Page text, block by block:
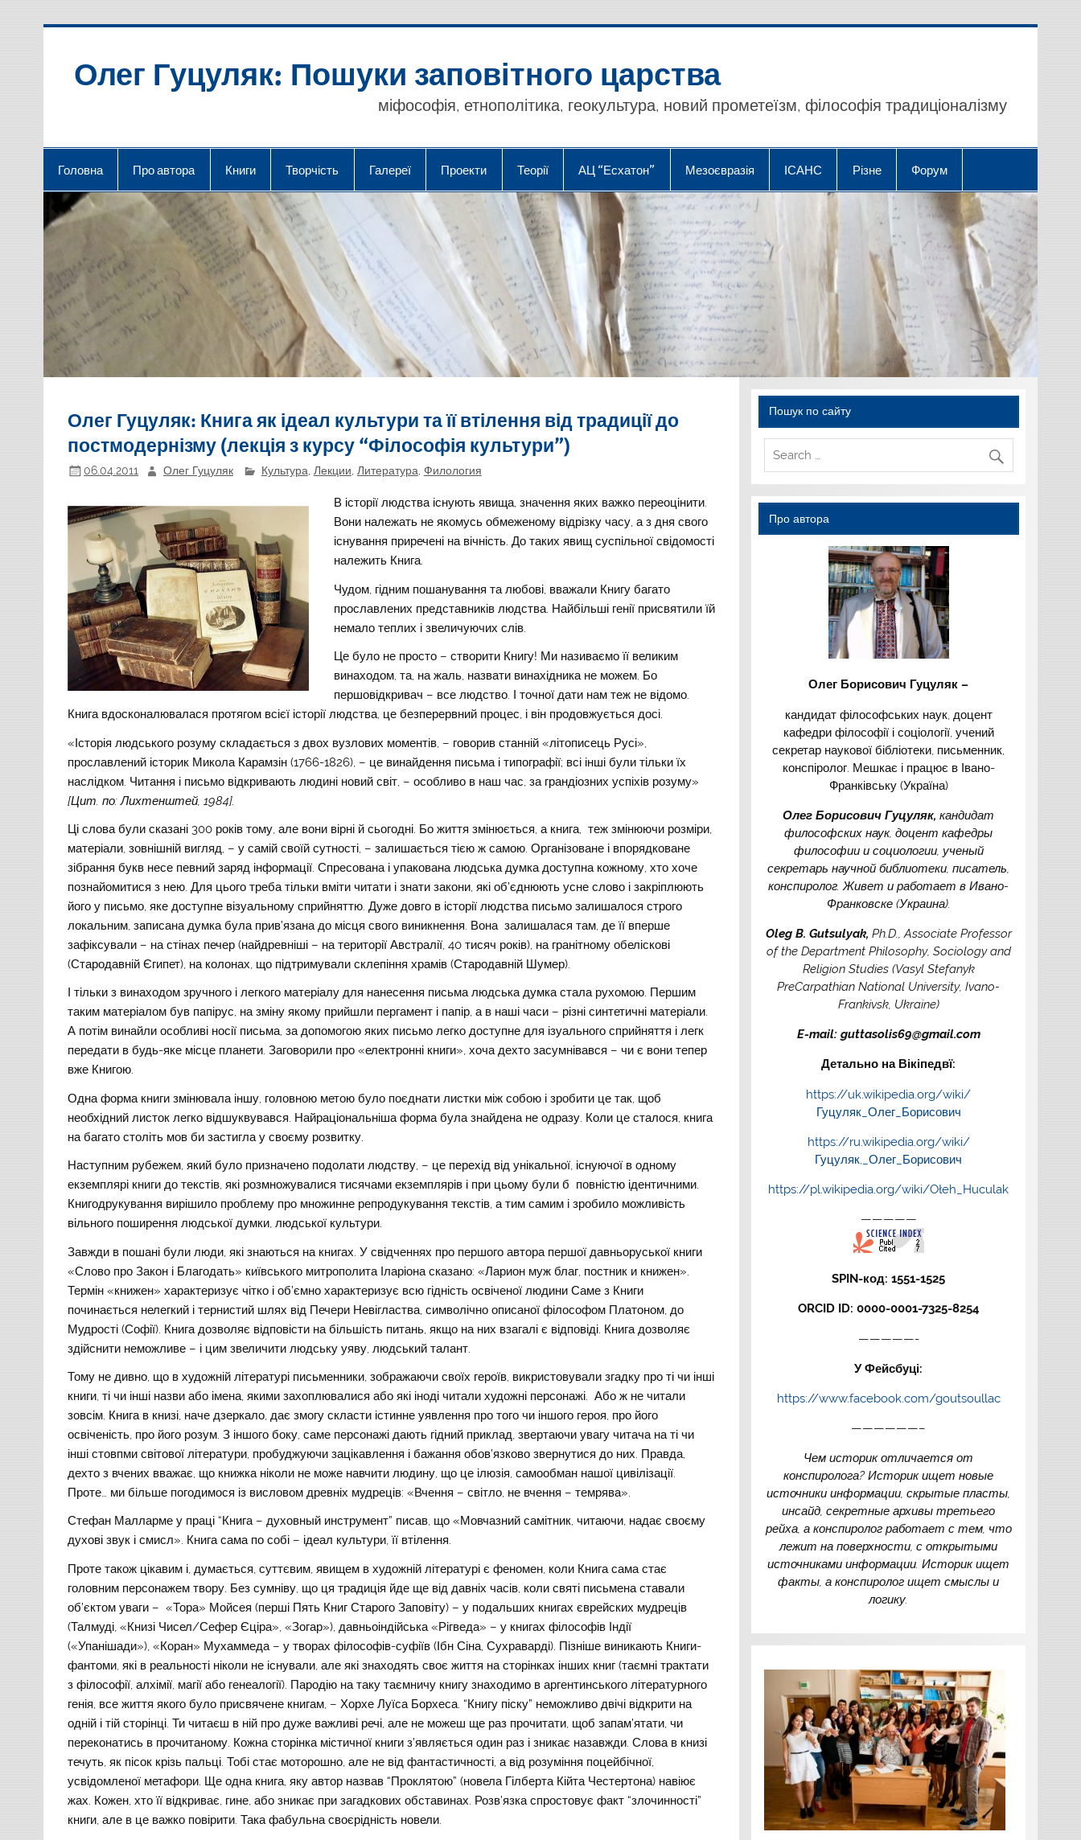
Олег Гуцуляк: Пошуки заповітного царства
міфософія, етнополітика, геокультура, новий прометеїзм, філософія традиціоналізму
Головна Про автора Книги Творчість Галереї Проекти Теорії АЦ “Есхатон” Мезоєвразія ІСАНС Різне Форум
Олег Гуцуляк: Книга як ідеал культури та її втілення від традиції до
постмодернізму (лекція з курсу “Філософія культури”)
06.04.2011 Олег Гуцуляк Культура Лекции Литература Филология
В історії людства існують явища, значення яких важко переоцінити.
Вони належать не якомусь обмеженому відрізку часу, а з дня свого
існування приречені на вічність. До таких явищ суспільної свідомості
належить Книга.
Чудом, гідним пошанування та любові, вважали Книгу багато
прославлених представників людства. Найбільші генії присвятили їй
немало теплих і звеличуючих слів.
Це було не просто – створити Книгу! Ми називаємо її великим
винаходом, та, на жаль, назвати винахідника не можем. Бо
першовідкривач – все людство. І точної дати нам теж не відомо.
Книга вдосконалювалася протягом всієї історії людства, це безперервний процес, і він продовжується досі.
«Історія людського розуму складається з двох вузлових моментів, – говорив станній «літописець Русі»,
прославлений історик Микола Карамзін (1766-1826), – це винайдення письма і типографії; всі інші були тільки їх
наслідком. Читання і письмо відкривають людині новий світ, – особливо в наш час, за грандіозних успіхів розуму»
[Цит. по: Лихтенштей, 1984].
Ці слова були сказані 300 років тому, але вони вірні й сьогодні. Бо життя змінюється, а книга, теж змінюючи розміри,
матеріали, зовнішній вигляд, – у самій своїй сутності, – залишається тією ж самою. Організоване і впорядковане
зібрання букв несе певний заряд інформації. Спресована і упакована людська думка доступна кожному, хто хоче
познайомитися з нею. Для цього треба тільки вміти читати і знати закони, які об’єднюють усне слово і закріплюють
його у письмо, яке доступне візуальному сприйняттю. Дуже довго в історії людства письмо залишалося строго
локальним, записана думка була прив’язана до місця свого виникнення. Вона залишалася там, де її вперше
зафіксували – на стінах печер (найдревніші – на території Австралії, 40 тисяч років), на гранітному обеліскові
(Стародавній Єгипет), на колонах, що підтримували склепіння храмів (Стародавній Шумер).
І тільки з винаходом зручного і легкого матеріалу для нанесення письма людська думка стала рухомою. Першим
таким матеріалом був папірус, на зміну якому прийшли пергамент і папір, а в наші часи – різні синтетичні матеріали.
А потім винайли особливі носії письма, за допомогою яких письмо легко доступне для ізуального сприйняття і легк
передати в будь-яке місце планети. Заговорили про «електронні книги», хоча дехто засумнівався – чи є вони тепер
вже Книгою.
Одна форма книги змінювала іншу, головною метою було поєднати листки між собою і зробити це так, щоб
необхідний листок легко відшуквувався. Найраціональніша форма була знайдена не одразу. Коли це сталося, книга
на багато століть мов би застигла у своєму розвитку.
Наступним рубежем, який було призначено подолати людству, – це перехід від унікальної, існуючої в одному
екземплярі книги до текстів, які розмножувалися тисячами екземплярів і при цьому були б повністю ідентичними.
Книгодрукування вирішило проблему про множинне репродукування текстів, а тим самим і зробило можливість
вільного поширення людської думки, людської культури.
Завжди в пошані були люди, які знаються на книгах. У свідченнях про першого автора першої давньоруської книги
«Слово про Закон і Благодать» київського митрополита Іларіона сказано: «Ларион муж благ, постник и книжен».
Термін «книжен» характеризує чітко і об’ємно характеризує всю гідність освіченої людини Саме з Книги
починається нелегкий і тернистий шлях від Печери Невігластва, символічно описаної філософом Платоном, до
Мудрості (Софії). Книга дозволяє відповісти на більшість питань, якщо на них взагалі є відповіді. Книга дозволяє
здійснити неможливе – і цим звеличити людську уяву, людський талант.
Тому не дивно, що в художній літературі письменники, зображаючи своїх героїв, викристовували згадку про ті чи інші
книги, ті чи інші назви або імена, якими захоплювалися або які іноді читали художні персонажі. Або ж не читали
зовсім. Книга в книзі, наче дзеркало, дає змогу скласти істинне уявлення про того чи іншого героя, про його
освіченість, про його розум. З іншого боку, саме персонажі дають гідний приклад, звертаючи увагу читача на ті чи
інші стовпми світової літератури, пробуджуючи зацікавлення і бажання обов’язково звернутися до них. Правда,
дехто з вчених вважає, що книжка ніколи не може навчити людину, що це ілюзія, самообман нашої цивілізації.
Проте… ми більше погодимося із висловом древніх мудреців: «Вчення – світло, не вчення – темрява».
Стефан Малларме у праці “Книга – духовный инструмент” писав, що «Мовчазний самітник, читаючи, надає своєму
духові звук і смисл». Книга сама по собі – ідеал культури, її втілення.
Проте також цікавим і, думається, суттєвим, явищем в художній літературі є феномен, коли Книга сама стає
головним персонажем твору. Без сумніву, що ця традиція йде ще від давніх часів, коли святі письмена ставали
об’єктом уваги – «Тора» Мойсея (перші Пять Книг Старого Заповіту) – у подальших книгах єврейских мудреців
(Талмуді, «Книзі Чисел/Сефер Єціра», «Зогар»), давньоіндійська «Рігведа» – у книгах філософів Індії
(«Упанішади»), «Коран» Мухаммеда – у творах філософів-суфіїв (Ібн Сіна, Сухраварді). Пізніше виникають Книги-
фантоми, які в реальності ніколи не існували, але які знаходять своє життя на сторінках інших книг (таємні трактати
з філософії, алхімії, магії або генеалогії). Пародію на таку таємничу книгу знаходимо в аргентинського літературного
генія, все життя якого було присвячене книгам, – Хорхе Луїса Борхеса. “Книгу піску” неможливо двічі відкрити на
одній і тій сторінці. Ти читаєш в ній про дуже важливі речі, але не можеш ще раз прочитати, щоб запам’ятати, чи
переконатись в прочитаному. Кожна сторінка містичної книги з’являється один раз і зникає назавжди. Слова в книзі
течуть, як пісок крізь пальці. Тобі стає моторошно, але не від фантастичності, а від розуміння поцейбічної,
усвідомленої метафори. Ще одна книга, яку автор назвав “Проклятою” (новела Гілберта Кійта Честертона) навіює
жах. Кожен, хто її відкриває, гине, або зникає при загадкових обставинах. Розв’язка спростовує факт “злочинності”
книги, але в це важко повірити. Така фабульна своєрідність новели.
Пошук по сайту
Про автора
Олег Борисович Гуцуляк –
кандидат філософських наук, доцент
кафедри філософії і соціології, учений
секретар наукової бібліотеки, письменник,
конспіролог. Мешкає і працює в Івано-
Франківську (Україна)
Олег Борисович Гуцуляк,кандидат
философских наук, доцент кафедры
философии и социологии, ученый
секретарь научной библиотеки, писатель,
конспиролог. Живет и работает в Ивано-
Франковске (Украина).
Oleg B. Gutsulyak, Ph.D., Associate Professor
of the Department Philosophy, Sociology and
Religion Studies (Vasyl Stefanyk
PreCarpathian National University, Ivano-
Frankivsk, Ukraine)
E-mail: guttasolis69@gmail.com
Детально на Вікіпедвї:
https://uk.wikipedia.org/wiki/
Гуцуляк_Олег_Борисович
https://ru.wikipedia.org/wiki/
Гуцуляк,_Олег_Борисович
https://pl.wikipedia.org/wiki/Ołeh_Huculak
—————
SPIN-код: 1551-1525
ORCID ID: 0000-0001-7325-8254
—————-
У Фейсбуці:
https://www.facebook.com/goutsoullac
——————–
Чем историк отличается от
конспиролога? Историк ищет новые
источники информации, скрытые пласты,
инсайд, секретные архивы третьего
рейха, а конспиролог работает с тем, что
лежит на поверхности, с открытыми
источниками информации. Историк ищет
факты, а конспиролог ищет смыслы и
логику.